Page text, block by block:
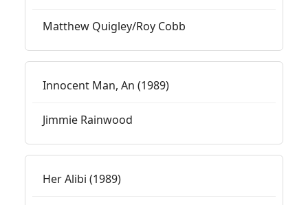
Matthew Quigley/Roy Cobb
Innocent Man, An (1989)
Jimmie Rainwood
Her Alibi (1989)